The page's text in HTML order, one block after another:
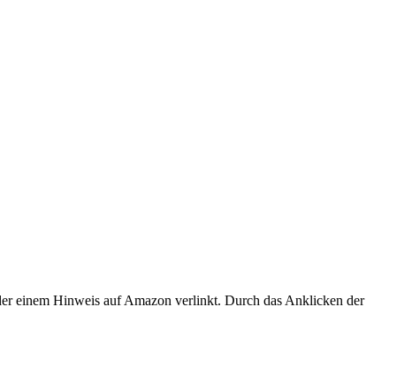
einem Hinweis auf Amazon verlinkt. Durch das Anklicken der